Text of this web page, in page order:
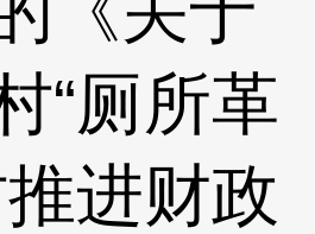
“厕所革
进财政